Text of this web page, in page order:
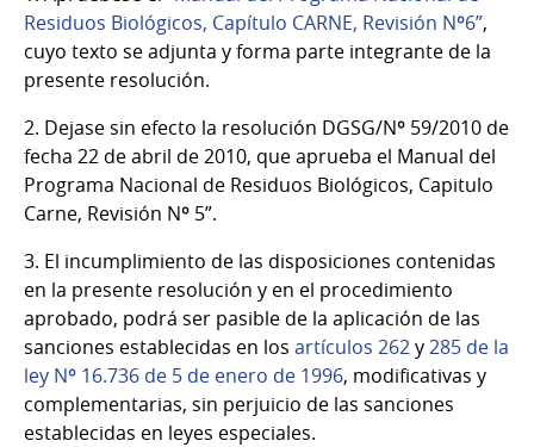
Residuos Biológicos, Capítulo CARNE, Revisión Nº6”,
cuyo texto se adjunta y forma parte integrante de la
presente resolución.
2. Dejase sin efecto la resolución DGSG/Nº 59/2010 de
fecha 22 de abril de 2010, que aprueba el Manual del
Programa Nacional de Residuos Biológicos, Capitulo
Carne, Revisión Nº 5”.
3. El incumplimiento de las disposiciones contenidas
en la presente resolución y en el procedimiento
aprobado, podrá ser pasible de la aplicación de las
sanciones establecidas en los artículos 262y285 de la
ley Nº 16.736 de 5 de enero de 1996, modificativas y
complementarias, sin perjuicio de las sanciones
establecidas en leyes especiales.